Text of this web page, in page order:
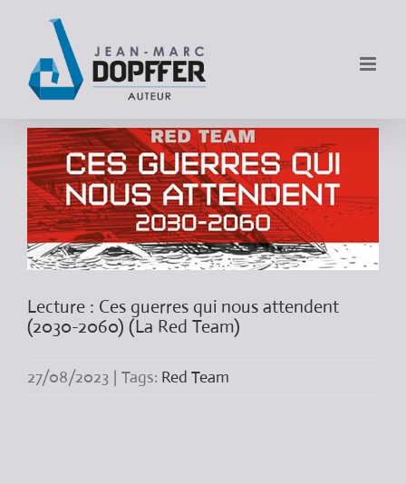
Lecture : Ces guerres qui nous attendent
(2030-2060) (La Red Team)
27/08/2023 | Tags: Red Team